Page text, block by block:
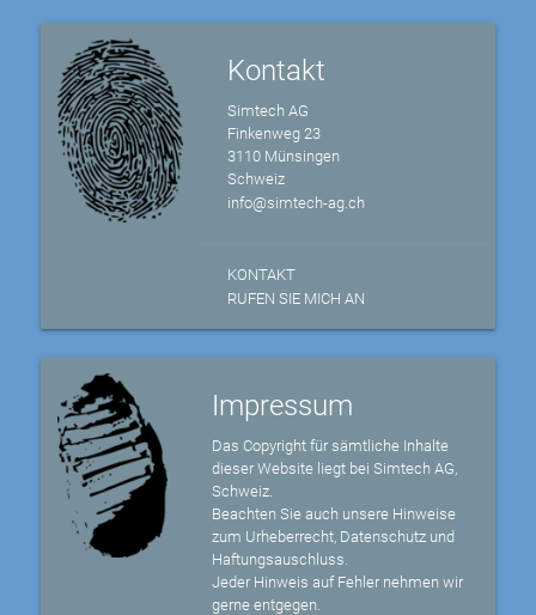
Kontakt
Simtech AG
Finkenweg 23
3110 Münsingen
Schweiz
info@simtech-ag.ch
KONTAKT
RUFEN SIE MICH AN
Impressum
Das Copyright für sämtliche Inhalte
dieser Website liegt bei Simtech AG,
Schweiz.
Beachten Sie auch unsere Hinweise
zum Urheberrecht, Datenschutz und
Haftungsauschluss.
Jeder Hinweis auf Fehler nehmen wir
gerne entgegen.